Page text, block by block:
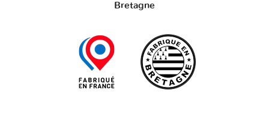
Bretagne